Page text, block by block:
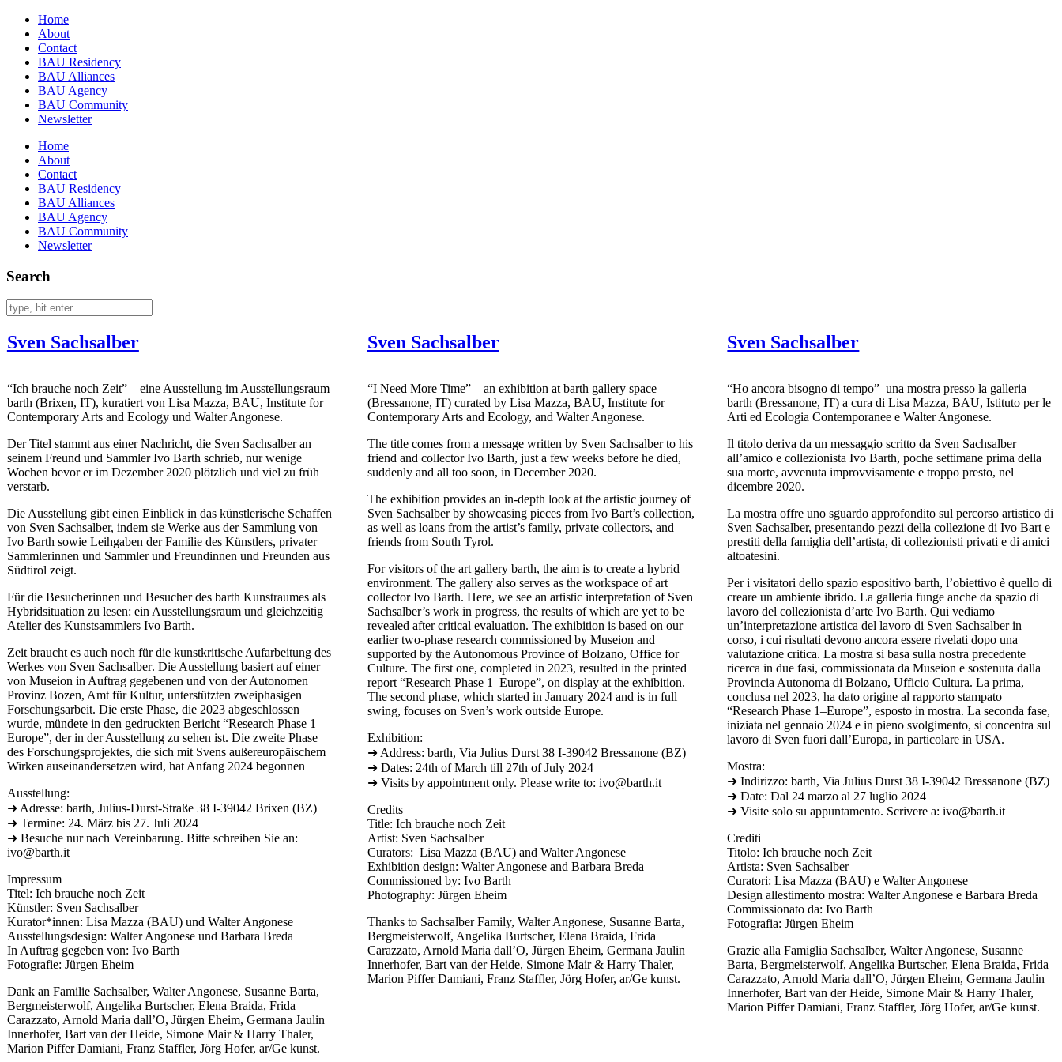
Home
About
Contact
BAU Residency
BAU Alliances
BAU Agency
BAU Community
Newsletter
Home
About
Contact
BAU Residency
BAU Alliances
BAU Agency
BAU Community
Newsletter
Search
Sven Sachsalber Sven Sachsalber Sven Sachsalber
“Ich brauche noch Zeit” – eine Ausstellung im Ausstellungsraum
barth (Brixen, IT), kuratiert von Lisa Mazza, BAU, Institute for
Contemporary Arts and Ecology und Walter Angonese.
Der Titel stammt aus einer Nachricht, die Sven Sachsalber an
seinem Freund und Sammler Ivo Barth schrieb, nur wenige
Wochen bevor er im Dezember 2020 plötzlich und viel zu früh
verstarb.
Die Ausstellung gibt einen Einblick in das künstlerische Schaffen
von Sven Sachsalber, indem sie Werke aus der Sammlung von
Ivo Barth sowie Leihgaben der Familie des Künstlers, privater
Sammlerinnen und Sammler und Freundinnen und Freunden aus
Südtirol zeigt.
Für die Besucherinnen und Besucher des barth Kunstraumes als
Hybridsituation zu lesen: ein Ausstellungsraum und gleichzeitig
Atelier des Kunstsammlers Ivo Barth.
Zeit braucht es auch noch für die kunstkritische Aufarbeitung des
Werkes von Sven Sachsalber. Die Ausstellung basiert auf einer
von Museion in Auftrag gegebenen und von der Autonomen
Provinz Bozen, Amt für Kultur, unterstützten zweiphasigen
Forschungsarbeit. Die erste Phase, die 2023 abgeschlossen
wurde, mündete in den gedruckten Bericht “Research Phase 1–
Europe”, der in der Ausstellung zu sehen ist. Die zweite Phase
des Forschungsprojektes, die sich mit Svens außereuropäischem
Wirken auseinandersetzen wird, hat Anfang 2024 begonnen
Ausstellung:
➜Adresse: barth, Julius-Durst-Straße 38 I-39042 Brixen (BZ)
➜Termine: 24. März bis 27. Juli 2024
➜Besuche nur nach Vereinbarung. Bitte schreiben Sie an:
ivo@barth.it
Impressum
Titel: Ich brauche noch Zeit
Künstler: Sven Sachsalber
Kurator*innen: Lisa Mazza (BAU) und Walter Angonese
Ausstellungsdesign: Walter Angonese und Barbara Breda
In Auftrag gegeben von: Ivo Barth
Fotografie: Jürgen Eheim
Dank an Familie Sachsalber, Walter Angonese, Susanne Barta,
Bergmeisterwolf, Angelika Burtscher, Elena Braida, Frida
Carazzato, Arnold Maria dall’O, Jürgen Eheim, Germana Jaulin
Innerhofer, Bart van der Heide, Simone Mair & Harry Thaler,
Marion Piffer Damiani, Franz Staffler, Jörg Hofer, ar/Ge kunst.
“I Need More Time”—an exhibition at barth gallery space
(Bressanone, IT) curated by Lisa Mazza, BAU, Institute for
Contemporary Arts and Ecology, and Walter Angonese.
The title comes from a message written by Sven Sachsalber to his
friend and collector Ivo Barth, just a few weeks before he died,
suddenly and all too soon, in December 2020.
The exhibition provides an in-depth look at the artistic journey of
Sven Sachsalber by showcasing pieces from Ivo Bart’s collection,
as well as loans from the artist’s family, private collectors, and
friends from South Tyrol.
For visitors of the art gallery barth, the aim is to create a hybrid
environment. The gallery also serves as the workspace of art
collector Ivo Barth. Here, we see an artistic interpretation of Sven
Sachsalber’s work in progress, the results of which are yet to be
revealed after critical evaluation. The exhibition is based on our
earlier two-phase research commissioned by Museion and
supported by the Autonomous Province of Bolzano, Office for
Culture. The first one, completed in 2023, resulted in the printed
report “Research Phase 1–Europe”, on display at the exhibition.
The second phase, which started in January 2024 and is in full
swing, focuses on Sven’s work outside Europe.
Exhibition:
➜Address: barth, Via Julius Durst 38 I-39042 Bressanone (BZ)
➜Dates: 24th of March till 27th of July 2024
➜Visits by appointment only. Please write to: ivo@barth.it
Credits
Title: Ich brauche noch Zeit
Artist: Sven Sachsalber
Curators: Lisa Mazza (BAU) and Walter Angonese
Exhibition design: Walter Angonese and Barbara Breda
Commissioned by: Ivo Barth
Photography: Jürgen Eheim
Thanks to Sachsalber Family, Walter Angonese, Susanne Barta,
Bergmeisterwolf, Angelika Burtscher, Elena Braida, Frida
Carazzato, Arnold Maria dall’O, Jürgen Eheim, Germana Jaulin
Innerhofer, Bart van der Heide, Simone Mair & Harry Thaler,
Marion Piffer Damiani, Franz Staffler, Jörg Hofer, ar/Ge kunst.
“Ho ancora bisogno di tempo”–una mostra presso la galleria
barth (Bressanone, IT) a cura di Lisa Mazza, BAU, Istituto per le
Arti ed Ecologia Contemporanee e Walter Angonese.
Il titolo deriva da un messaggio scritto da Sven Sachsalber
all’amico e collezionista Ivo Barth, poche settimane prima della
sua morte, avvenuta improvvisamente e troppo presto, nel
dicembre 2020.
La mostra offre uno sguardo approfondito sul percorso artistico di
Sven Sachsalber, presentando pezzi della collezione di Ivo Bart e
prestiti della famiglia dell’artista, di collezionisti privati e di amici
altoatesini.
Per i visitatori dello spazio espositivo barth, l’obiettivo è quello di
creare un ambiente ibrido. La galleria funge anche da spazio di
lavoro del collezionista d’arte Ivo Barth. Qui vediamo
un’interpretazione artistica del lavoro di Sven Sachsalber in
corso, i cui risultati devono ancora essere rivelati dopo una
valutazione critica. La mostra si basa sulla nostra precedente
ricerca in due fasi, commissionata da Museion e sostenuta dalla
Provincia Autonoma di Bolzano, Ufficio Cultura. La prima,
conclusa nel 2023, ha dato origine al rapporto stampato
“Research Phase 1–Europe”, esposto in mostra. La seconda fase,
iniziata nel gennaio 2024 e in pieno svolgimento, si concentra sul
lavoro di Sven fuori dall’Europa, in particolare in USA.
Mostra:
➜ Indirizzo: barth, Via Julius Durst 38 I-39042 Bressanone (BZ)
➜ Date: Dal 24 marzo al 27 luglio 2024
➜ Visite solo su appuntamento. Scrivere a: ivo@barth.it
Crediti
Titolo: Ich brauche noch Zeit
Artista: Sven Sachsalber
Curatori: Lisa Mazza (BAU) e Walter Angonese
Design allestimento mostra: Walter Angonese e Barbara Breda
Commissionato da: Ivo Barth
Fotografia: Jürgen Eheim
Grazie alla Famiglia Sachsalber, Walter Angonese, Susanne
Barta, Bergmeisterwolf, Angelika Burtscher, Elena Braida, Frida
Carazzato, Arnold Maria dall’O, Jürgen Eheim, Germana Jaulin
Innerhofer, Bart van der Heide, Simone Mair & Harry Thaler,
Marion Piffer Damiani, Franz Staffler, Jörg Hofer, ar/Ge kunst.